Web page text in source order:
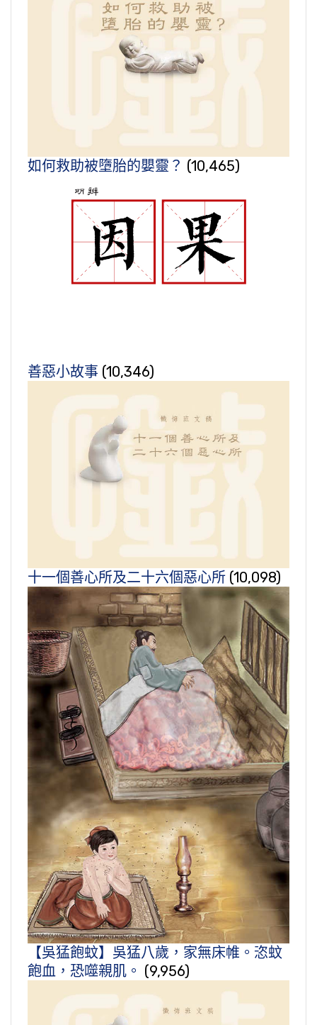
如何救助被墮胎的嬰靈？ (10,465)
善惡小故事 (10,346)
十一個善心所及二十六個惡心所 (10,098)
【吳猛飽蚊】吳猛八歲，家無床帷。恣蚊
飽血，恐噬親肌。 (9,956)